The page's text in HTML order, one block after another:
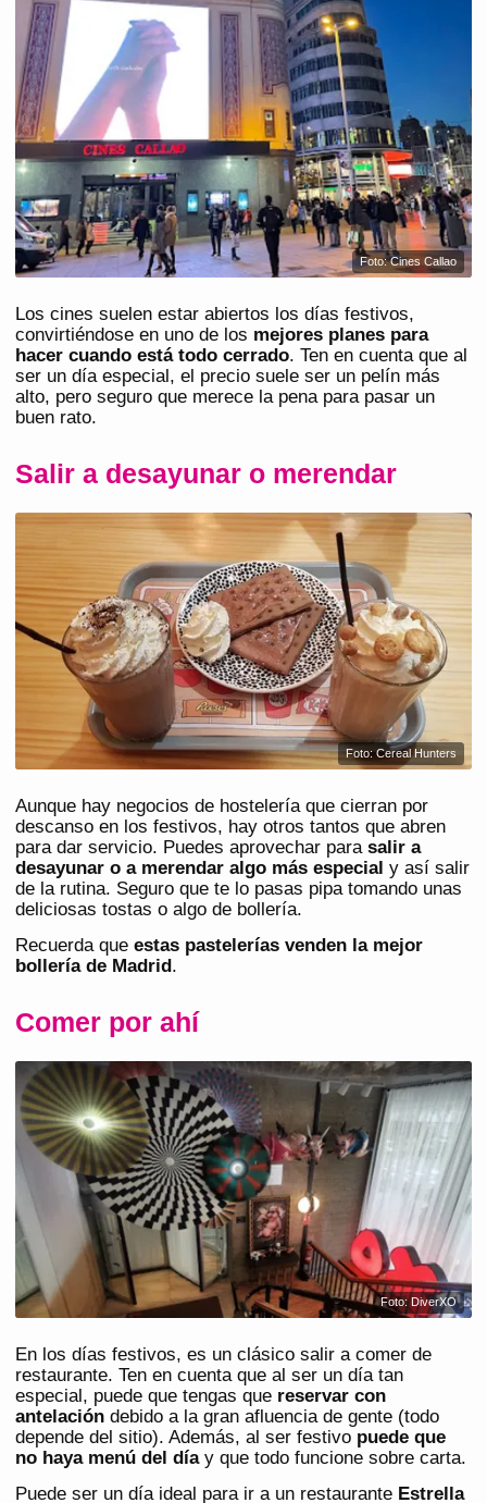
Foto: Cines Callao
Los cines suelen estar abiertos los días festivos,
convirtiéndose en uno de los mejores planes para
hacer cuando está todo cerrado. Ten en cuenta que al
ser un día especial, el precio suele ser un pelín más
alto, pero seguro que merece la pena para pasar un
buen rato.
Salir a desayunar o merendar
Foto: Cereal Hunters
Aunque hay negocios de hostelería que cierran por
descanso en los festivos, hay otros tantos que abren
para dar servicio. Puedes aprovechar parasalir a
desayunar o a merendar algo más especial y así salir
de la rutina. Seguro que te lo pasas pipa tomando unas
deliciosas tostas o algo de bollería.
Recuerda que estas pastelerías venden la mejor
bollería de Madrid.
Comer por ahí
Foto: DiverXO
En los días festivos, es un clásico salir a comer de
restaurante. Ten en cuenta que al ser un día tan
especial, puede que tengas que reservar con
antelación debido a la gran afluencia de gente (todo
depende del sitio). Además, al ser festivo puede que
no haya menú del día y que todo funcione sobre carta.
Puede ser un día ideal para ir a un restaurante Estrella